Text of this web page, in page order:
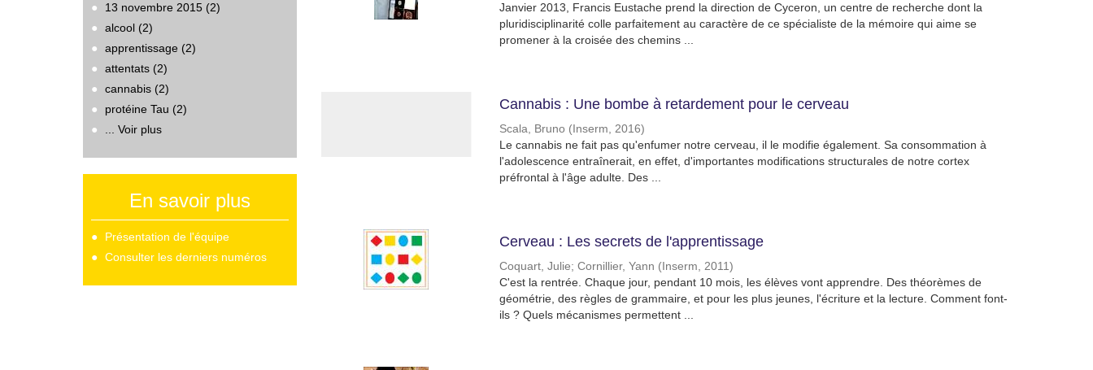
13 novembre 2015 (2)
alcool (2)
apprentissage (2)
attentats (2)
cannabis (2)
protéine Tau (2)
... Voir plus
En savoir plus
Présentation de l'équipe
Consulter les derniers numéros
Janvier 2013, Francis Eustache prend la direction de Cyceron, un centre de recherche dont la
pluridisciplinarité colle parfaitement au caractère de ce spécialiste de la mémoire qui aime se
promener à la croisée des chemins ...
Cannabis : Une bombe à retardement pour le cerveau
Scala, Bruno (Inserm, 2016)
Le cannabis ne fait pas qu'enfumer notre cerveau, il le modifie également. Sa consommation à
l'adolescence entraînerait, en effet, d'importantes modifications structurales de notre cortex
préfrontal à l'âge adulte. Des ...
Cerveau : Les secrets de l'apprentissage
Coquart, Julie; Cornillier, Yann (Inserm, 2011)
C'est la rentrée. Chaque jour, pendant 10 mois, les élèves vont apprendre. Des théorèmes de
géométrie, des règles de grammaire, et pour les plus jeunes, l'écriture et la lecture. Comment font-
ils ? Quels mécanismes permettent ...